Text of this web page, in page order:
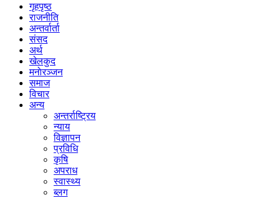
गृहपृष्ठ
राजनीति
अन्तर्वार्ता
संसद
अर्थ
खेलकुद
मनाेरञ्जन
समाज
विचार
अन्य
अन्तर्राष्ट्रिय
न्याय
विज्ञापन
प्रविधि
कृषि
अपराध
स्वास्थ्य
ब्लग